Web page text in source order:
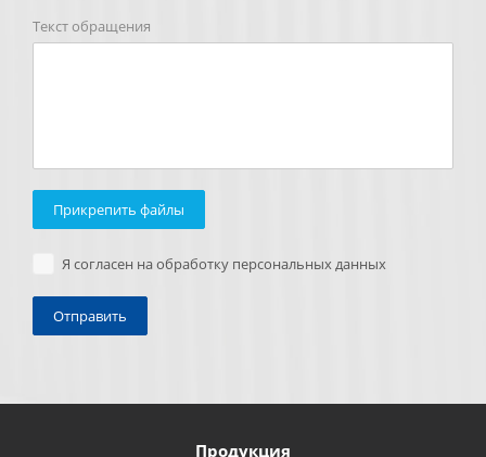
Текст обращения
Прикрепить файлы
Я согласен на обработку персональных данных
Продукция